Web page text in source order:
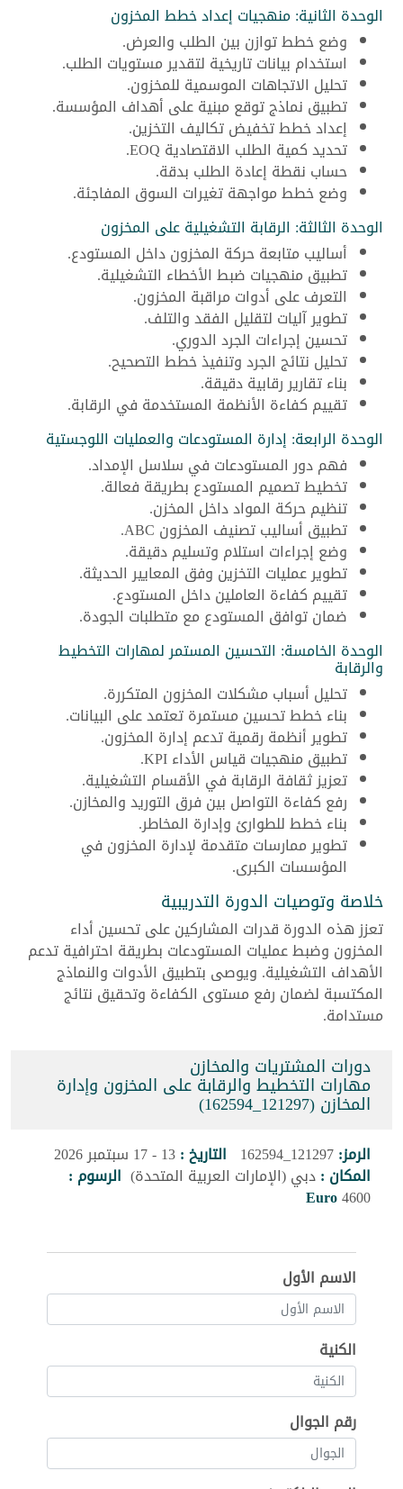
الوحدة الثانية: منهجيات إعداد خطط المخزون
وضع خطط توازن بين الطلب والعرض.
استخدام بيانات تاريخية لتقدير مستويات الطلب.
تحليل الاتجاهات الموسمية للمخزون.
تطبيق نماذج توقع مبنية على أهداف المؤسسة.
إعداد خطط تخفيض تكاليف التخزين.
تحديد كمية الطلب الاقتصادية EOQ.
حساب نقطة إعادة الطلب بدقة.
وضع خطط مواجهة تغيرات السوق المفاجئة.
الوحدة الثالثة: الرقابة التشغيلية على المخزون
أساليب متابعة حركة المخزون داخل المستودع.
تطبيق منهجيات ضبط الأخطاء التشغيلية.
التعرف على أدوات مراقبة المخزون.
تطوير آليات لتقليل الفقد والتلف.
تحسين إجراءات الجرد الدوري.
تحليل نتائج الجرد وتنفيذ خطط التصحيح.
بناء تقارير رقابية دقيقة.
تقييم كفاءة الأنظمة المستخدمة في الرقابة.
الوحدة الرابعة: إدارة المستودعات والعمليات اللوجستية
فهم دور المستودعات في سلاسل الإمداد.
تخطيط تصميم المستودع بطريقة فعالة.
تنظيم حركة المواد داخل المخزن.
تطبيق أساليب تصنيف المخزون ABC.
وضع إجراءات استلام وتسليم دقيقة.
تطوير عمليات التخزين وفق المعايير الحديثة.
تقييم كفاءة العاملين داخل المستودع.
ضمان توافق المستودع مع متطلبات الجودة.
الوحدة الخامسة: التحسين المستمر لمهارات التخطيط
والرقابة
تحليل أسباب مشكلات المخزون المتكررة.
بناء خطط تحسين مستمرة تعتمد على البيانات.
تطوير أنظمة رقمية تدعم إدارة المخزون.
تطبيق منهجيات قياس الأداء KPI.
تعزيز ثقافة الرقابة في الأقسام التشغيلية.
رفع كفاءة التواصل بين فرق التوريد والمخازن.
بناء خطط للطوارئ وإدارة المخاطر.
تطوير ممارسات متقدمة لإدارة المخزون في
المؤسسات الكبرى.
خلاصة وتوصيات الدورة التدريبية
تعزز هذه الدورة قدرات المشاركين على تحسين أداء
المخزون وضبط عمليات المستودعات بطريقة احترافية تدعم
الأهداف التشغيلية. ويوصى بتطبيق الأدوات والنماذج
المكتسبة لضمان رفع مستوى الكفاءة وتحقيق نتائج
مستدامة.
دورات المشتريات والمخازن
مهارات التخطيط والرقابة على المخزون وإدارة
المخازن (121297_162594)
الرمز:121297_162594 التاريخ :13 - 17 سبتمبر 2026
المكان :دبي (الإمارات العربية المتحدة) الرسوم :
4600
Euro
الاسم الأول
الكنية
رقم الجوال